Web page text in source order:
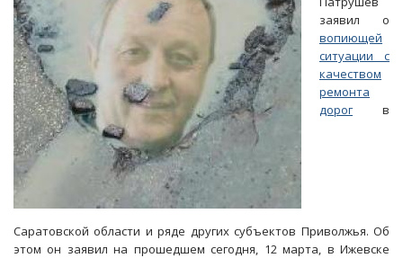
заявил о
вопиющей
ситуации с
качеством
ремонта
дорог в
Саратовской области и ряде других субъектов Приволжья. Об
этом он заявил на прошедшем сегодня, 12 марта, в Ижевске